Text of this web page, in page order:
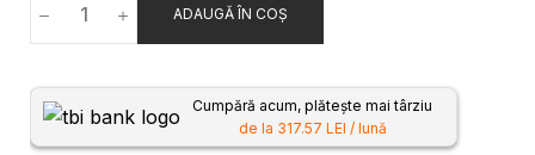
ADAUGĂ ÎN COȘ
Cumpără acum, plătește mai târziu
de la 317.57 LEI / lună